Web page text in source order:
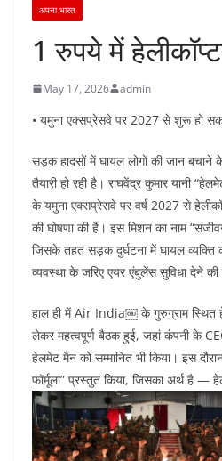
अपना भारत
1 रुपये में
May 17, 2026 admin
• यमुना एक्सप्रेसवे पर 2027 से शुरू हो
सड़क हादसों में घायल लोगों की जान बचाने
तैयारी हो रही है। राघवेंद्र कुमार यानी
के यमुना एक्सप्रेसवे पर वर्ष 2027 से
की घोषणा की है। इस मिशन का नाम
जिसके तहत सड़क दुर्घटना में घायल व्यक्ति
व्यवस्था के जरिए एयर एंबुलेंस सुविधा देने की
हाल ही में Air India￼ के गुरुग्राम स्थित
लेकर महत्वपूर्ण बैठक हुई, जहां कंपनी के
हेलमेट मैन को सम्मानित भी किया। इस
फॉर्मूला” प्रस्तुत किया, जिसका अर्थ है —